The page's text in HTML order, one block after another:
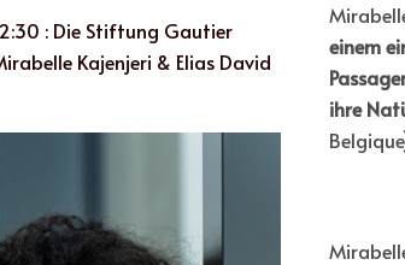
: Die Stiftung Gautier
Kajenjeri & Elias David
einem
ihre